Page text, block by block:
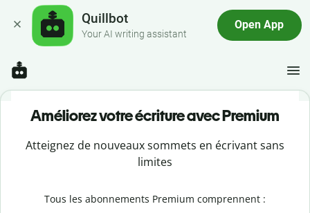
Quillbot
Your AI writing assistant
Open App
Améliorez votre écriture avec Premium
Atteignez de nouveaux sommets en écrivant sans
limites
Tous les abonnements Premium comprennent :